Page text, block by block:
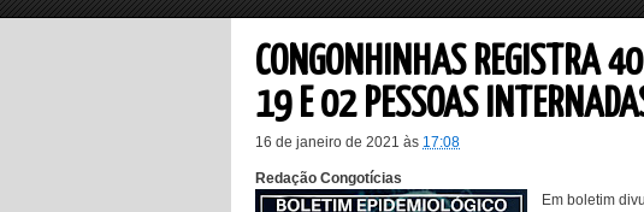
CONGONHINHAS REGISTRA
19 E 02 PESSOAS
16 de janeiro de 2021 às 17:08
Redação Congotícias
Em boletim